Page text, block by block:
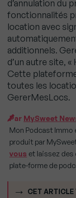
d’annulation du
fonctionnalités
location avec
additionnels.
d’un autre site,
Cette
toutes les
GererMesLocs.
Par MySweet
Mon Podcast
produit par
vous et laissez
plate-forme de
CET ARTICLE